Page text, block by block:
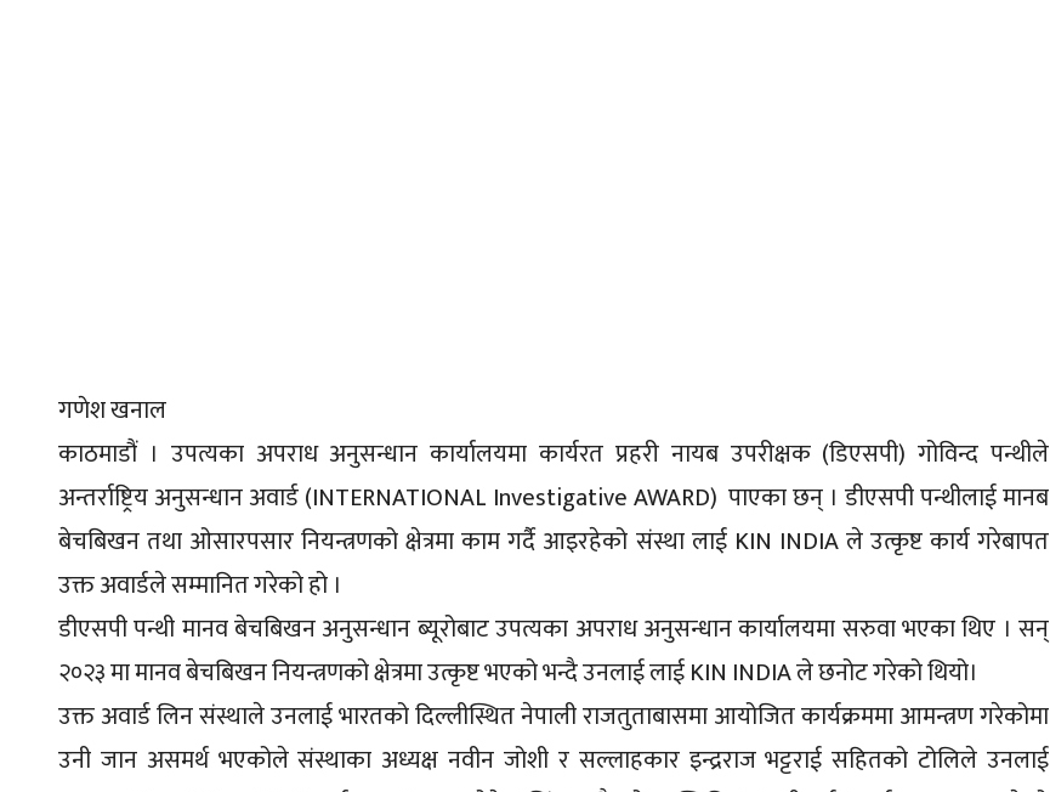
गणेश खनाल
काठमाडौं । उपत्यका अपराध अनुसन्धान कार्यालयमा कार्यरत प्रहरी नायब उपरीक्षक (डिएसपी) गोविन्द पन्थीले
अन्तर्राष्ट्रिय अनुसन्धान अवार्ड (INTERNATIONAL Investigative AWARD) पाएका छन् । डीएसपी पन्थीलाई मानब
बेचबिखन तथा ओसारपसार नियन्त्रणको क्षेत्रमा काम गर्दै आइरहेको संस्था लाई KIN INDIA ले उत्कृष्ट कार्य गरेबापत
उक्त अवार्डले सम्मानित गरेको हो ।
डीएसपी पन्थी मानव बेचबिखन अनुसन्धान ब्यूरोबाट उपत्यका अपराध अनुसन्धान कार्यालयमा सरुवा भएका थिए । सन्
२०२३ मा मानव बेचबिखन नियन्त्रणको क्षेत्रमा उत्कृष्ट भएको भन्दै उनलाई लाई KIN INDIA ले छनोट गरेको थियो।
उक्त अवार्ड लिन संस्थाले उनलाई भारतको दिल्लीस्थित नेपाली राजतुताबासमा आयोजित कार्यक्रममा आमन्त्रण गरेकोमा
उनी जान असमर्थ भएकोले संस्थाका अध्यक्ष नवीन जोशी र सल्लाहकार इन्द्रराज भट्टराई सहितको टोलिले उनलाई